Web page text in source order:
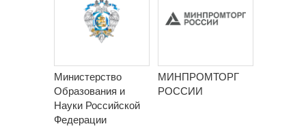
Министерство
Образования и
Науки Российской
Федерации
МИНПРОМТОРГ
РОССИИ